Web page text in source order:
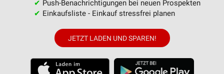
✔ Push-Benachrichtigungen bei neuen Prospekten
✔ Einkaufsliste - Einkauf stressfrei planen
JETZT LADEN UND SPAREN!